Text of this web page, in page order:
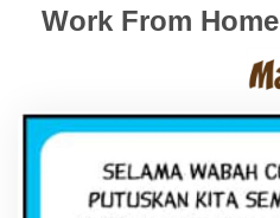
Work From Home